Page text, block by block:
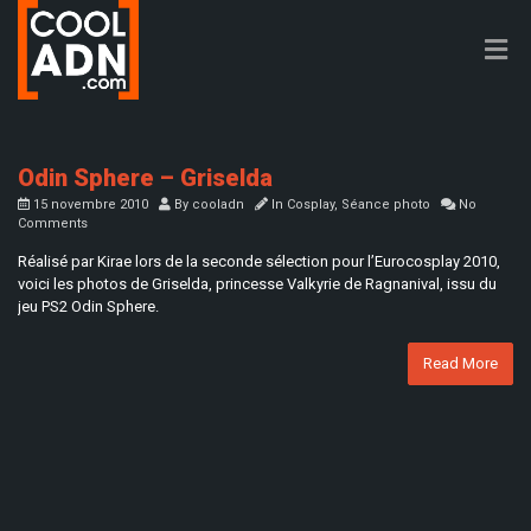
Odin Sphere – Griselda
15 novembre 2010 By cooladn In Cosplay, Séance photo
No
Comments
Réalisé par Kirae lors de la seconde sélection pour l’Eurocosplay 2010,
voici les photos de Griselda, princesse Valkyrie de Ragnanival, issu du
jeu PS2 Odin Sphere.
Read More